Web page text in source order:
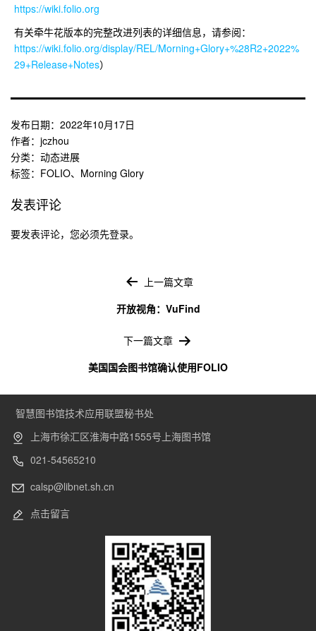
https://wiki.folio.org
有关牵牛花版本的完整改进列表的详细信息，请参阅：
https://wiki.folio.org/display/REL/Morning+Glory+%28R2+2022%
29+Release+Notes）
发布日期： 2022年10月17日
作者： jczhou
分类： 动态进展
标签： FOLIO、 Morning Glory
发表评论
要发表评论，您必须先登录。
上一篇文章
开放视角：VuFind
下一篇文章
美国国会图书馆确认使用FOLIO
智慧图书馆技术应用联盟秘书处
上海市徐汇区淮海中路1555号上海图书馆
021-54565210
calsp@libnet.sh.cn
点击留言